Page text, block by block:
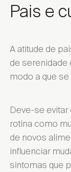
Pais e
A atitude de
de serenidade
modo a que
Deve-se evitar
rotina como
de novos
influenciar
sintomas que